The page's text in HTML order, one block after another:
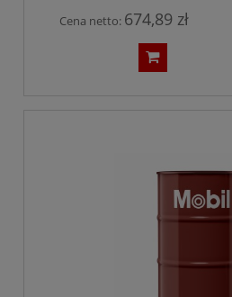
Cena netto: 674,89 zł